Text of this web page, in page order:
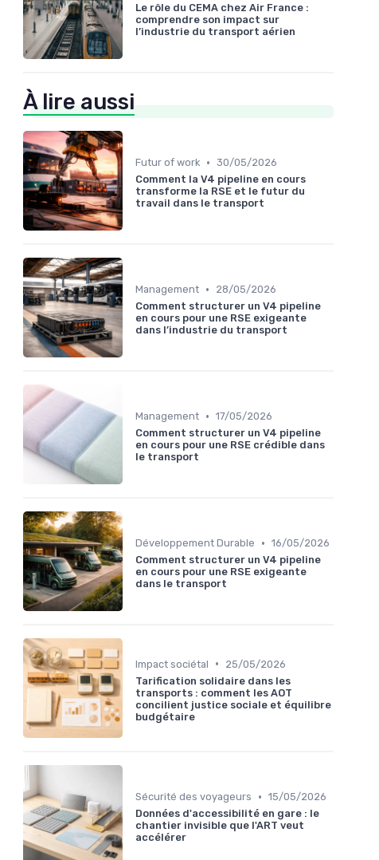
Le rôle du CEMA chez Air France :
comprendre son impact sur
l’industrie du transport aérien
À lire aussi
Futur of work • 30/05/2026
Comment la V4 pipeline en cours
transforme la RSE et le futur du
travail dans le transport
Management •
28/05/2026
Comment structurer un V4 pipeline
en cours pour une RSE exigeante
dans l’industrie du transport
Management • 17/05/2026
Comment structurer un V4 pipeline
en cours pour une RSE crédible dans
le transport
Développement Durable • 16/05/2026
Comment structurer un V4 pipeline
en cours pour une RSE exigeante
dans le transport
Impact sociétal •
25/05/2026
Tarification solidaire dans les
transports : comment les AOT
concilient justice sociale et équilibre
budgétaire
Sécurité des voyageurs • 15/05/2026
Données d'accessibilité en gare : le
chantier invisible que l'ART veut
accélérer